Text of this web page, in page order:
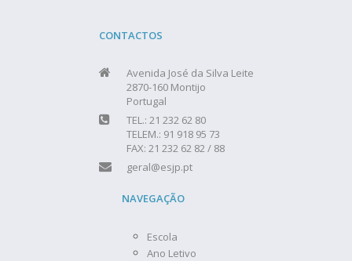
CONTACTOS
Avenida José da Silva Leite
2870-160 Montijo
Portugal
TEL.: 21 232 62 80
TELEM.: 91 918 95 73
FAX: 21 232 62 82 / 88
geral@esjp.pt
NAVEGAÇÃO
Escola
Ano Letivo